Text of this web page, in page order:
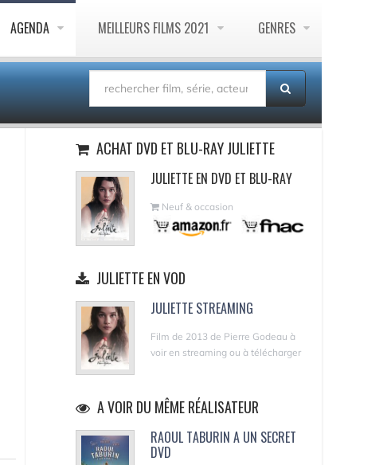
AGENDA MEILLEURS FILMS 2021 GENRES
ACHAT DVD ET BLU-RAY JULIETTE
JULIETTE EN DVD ET BLU-RAY
Neuf & occasion
JULIETTE EN VOD
JULIETTE STREAMING
Film de 2013 de Pierre Godeau à
voir en streaming ou à télécharger
A VOIR DU MÊME RÉALISATEUR
RAOUL TABURIN A UN SECRET
DVD